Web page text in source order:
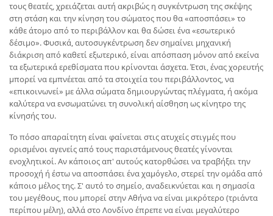
τους θεατές, χρειάζεται αυτή ακριβώς η συγκέντρωση της σκέψης
στη στάση και την κίνηση του σώματος που θα «αποσπάσει» το
κάθε άτομο από το περιβάλλον και θα δώσει ένα «εσωτερικό
δέσιμο». Φυσικά, αυτοσυγκέντρωση δεν σημαίνει μηχανική
διάκριση από καθετί εξωτερικό, είναι απόσπαση μόνον από εκείνα
τα εξωτερικά ερεθίσματα που κρίνονται άσχετα. Έτσι, ένας χορευτής
μπορεί να εμπνέεται από τα στοιχεία του περιβάλλοντος, να
«επικοινωνεί» με άλλα σώματα δημιουργώντας πλέγματα, ή ακόμα
καλύτερα να ενσωματώνει τη συνολική αίσθηση ως κίνητρο της
κίνησής του.
Το πόσο απαραίτητη είναι φαίνεται στις ατυχείς στιγμές που
ορισμένοι αγενείς από τους παριστάμενους θεατές γίνονται
ενοχλητικοί. Αν κάποιος απ' αυτούς κατορθώσει να τραβήξει την
προσοχή ή έστω να αποσπάσει ένα χαμόγελο, στερεί την ομάδα από
κάποιο μέλος της. Σ' αυτό το σημείο, αναδεικνύεται και η σημασία
του μεγέθους, που μπορεί στην Αθήνα να είναι μικρότερο (τριάντα
περίπου μέλη), αλλά στο Λονδίνο έπρεπε να είναι μεγαλύτερο